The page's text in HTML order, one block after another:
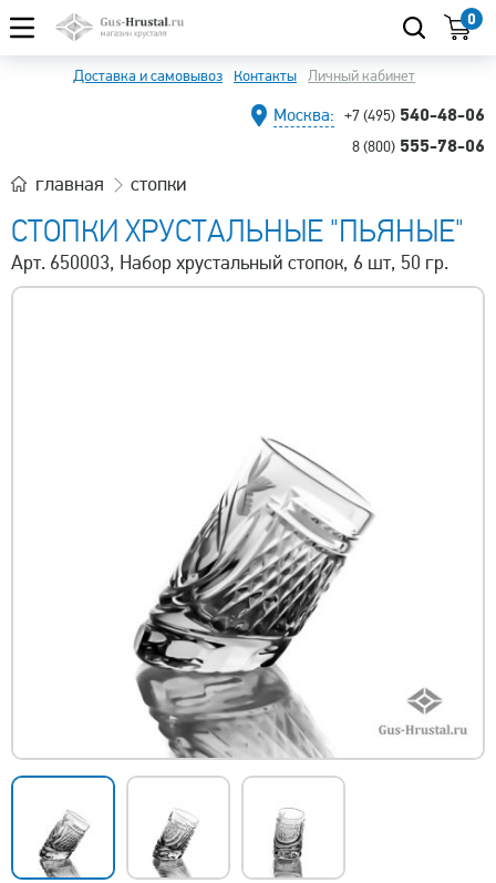
0
Доставка и самовывоз Контакты Личный кабинет
Москва: +7 (495) 540-48-06
8 (800) 555-78-06
главная стопки
СТОПКИ ХРУСТАЛЬНЫЕ "ПЬЯНЫЕ"
Арт. 650003, Набор хрустальный стопок, 6 шт, 50 гр.